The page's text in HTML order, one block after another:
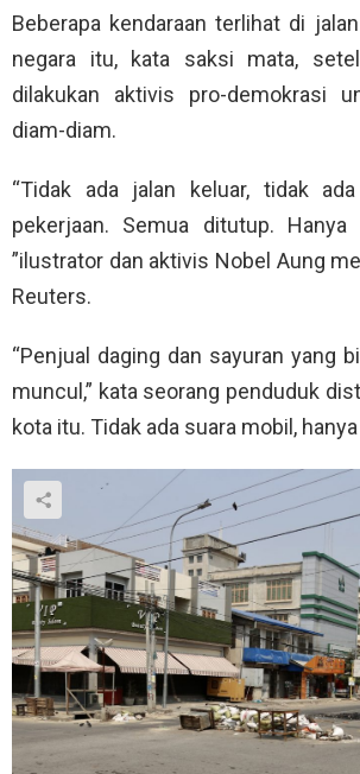
Beberapa kendaraan terlihat di
negara itu, kata saksi mata,
dilakukan aktivis pro-demokrasi
diam-diam.
“Tidak ada jalan keluar, tidak
pekerjaan. Semua ditutup.
”ilustrator dan aktivis Nobel Aung
Reuters.
“Penjual daging dan sayuran yang
muncul,” kata seorang penduduk
kota itu. Tidak ada suara mobil,